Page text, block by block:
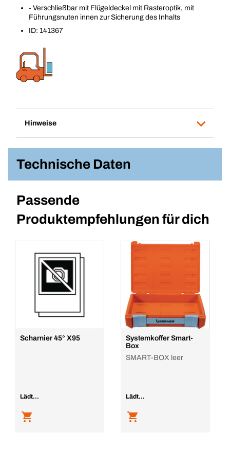
- Verschließbar mit Flügeldeckel mit Rasteroptik, mit
Führungsnuten innen zur Sicherung des Inhalts
ID: 141367
Hinweise
Technische Daten
Passende
Produktempfehlungen für dich
Scharnier 45° X95
Lädt...
Systemkoffer Smart-
Box
SMART-BOX leer
Lädt...